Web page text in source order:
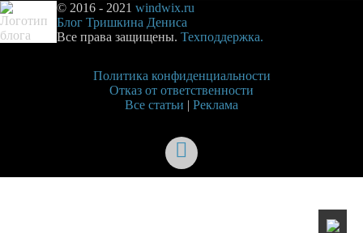
© 2016 - 2021 windwix.ru
Блог Тришкина Дениса
Все права защищены. Техподдержка.
Политика конфиденциальности
Отказ от ответственности
Все статьи | Реклама